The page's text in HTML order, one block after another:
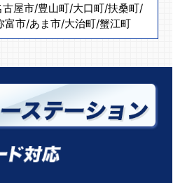
古屋市/豊山町/大口町/扶桑町/
富市/あま市/大治町/蟹江町